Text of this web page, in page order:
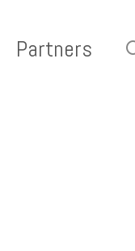
Partners